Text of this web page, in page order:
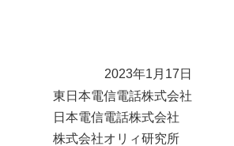
2023年1月17日
東日本電信電話株式会社
日本電信電話株式会社
株式会社オリィ研究所